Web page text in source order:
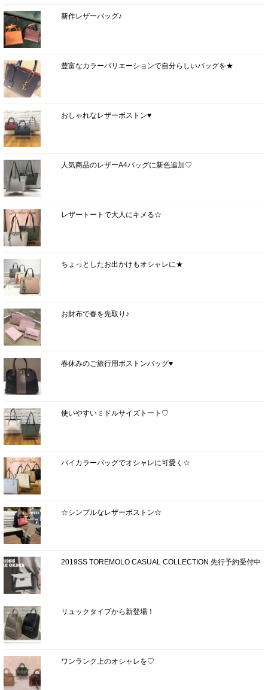
新作レザーバッグ♪
豊富なカラーバリエーションで自分らしいバッグを★
おしゃれなレザーボストン♥
人気商品のレザーA4バッグに新色追加♡
レザートートで大人にキメる☆
ちょっとしたお出かけもオシャレに★
お財布で春を先取り♪
春休みのご旅行用ボストンバッグ♥
使いやすいミドルサイズトート♡
バイカラーバッグでオシャレに可愛く☆
☆シンプルなレザーボストン☆
2019SS TOREMOLO CASUAL COLLECTION 先行予約受付中
リュックタイプから新登場！
ワンランク上のオシャレを♡